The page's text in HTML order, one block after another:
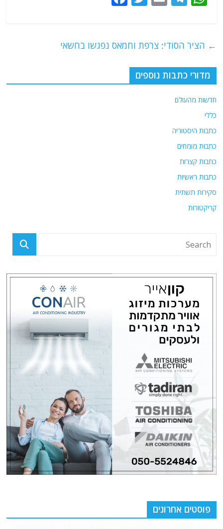
s
A
p
p
g
ra
m
l
er
e ← הציר הסודי: צרפת וחמאס נפגשו בחשאי
מדורי כתבות נוספים
חדשות מהעולם
כללי
כתבות היסטוריה
כתבות מומחים
כתבות קצרות
כתבות ראשיות
סקירות תשתית
קריקטורות
פוסטים אחרונים